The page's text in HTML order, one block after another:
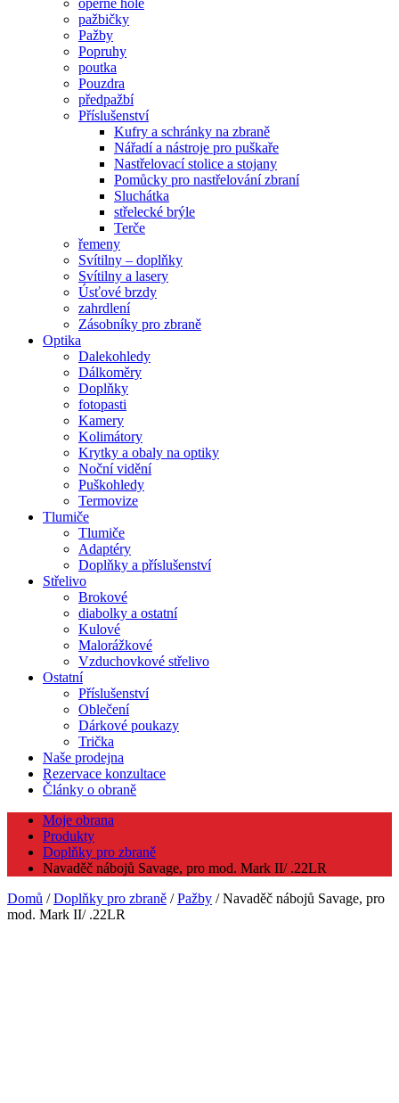
pažbičky
Pažby
Popruhy
poutka
Pouzdra
předpažbí
Příslušenství
Kufry a schránky na zbraně
Nářadí a nástroje pro puškaře
Nastřelovací stolice a stojany
Pomůcky pro nastřelování zbraní
Sluchátka
střelecké brýle
Terče
řemeny
Svítilny – doplňky
Svítilny a lasery
Úsťové brzdy
zahrdlení
Zásobníky pro zbraně
Optika
Dalekohledy
Dálkoměry
Doplňky
fotopasti
Kamery
Kolimátory
Krytky a obaly na optiky
Noční vidění
Puškohledy
Termovize
Tlumiče
Tlumiče
Adaptéry
Doplňky a příslušenství
Střelivo
Brokové
diabolky a ostatní
Kulové
Malorážkové
Vzduchovkové střelivo
Ostatní
Příslušenství
Oblečení
Dárkové poukazy
Trička
Naše prodejna
Rezervace konzultace
Články o obraně
Moje obrana
Produkty
Doplňky pro zbraně
Navaděč nábojů Savage, pro mod. Mark II/ .22LR
Domů /Doplňky pro zbraně /Pažby / Navaděč nábojů Savage, pro
mod. Mark II/ .22LR